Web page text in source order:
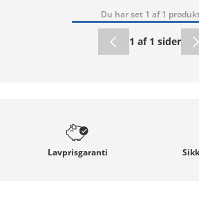
Du har set 1 af 1
1 af 1 sider
Lavprisgaranti